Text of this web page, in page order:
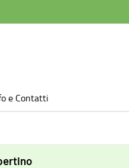
e Contatti